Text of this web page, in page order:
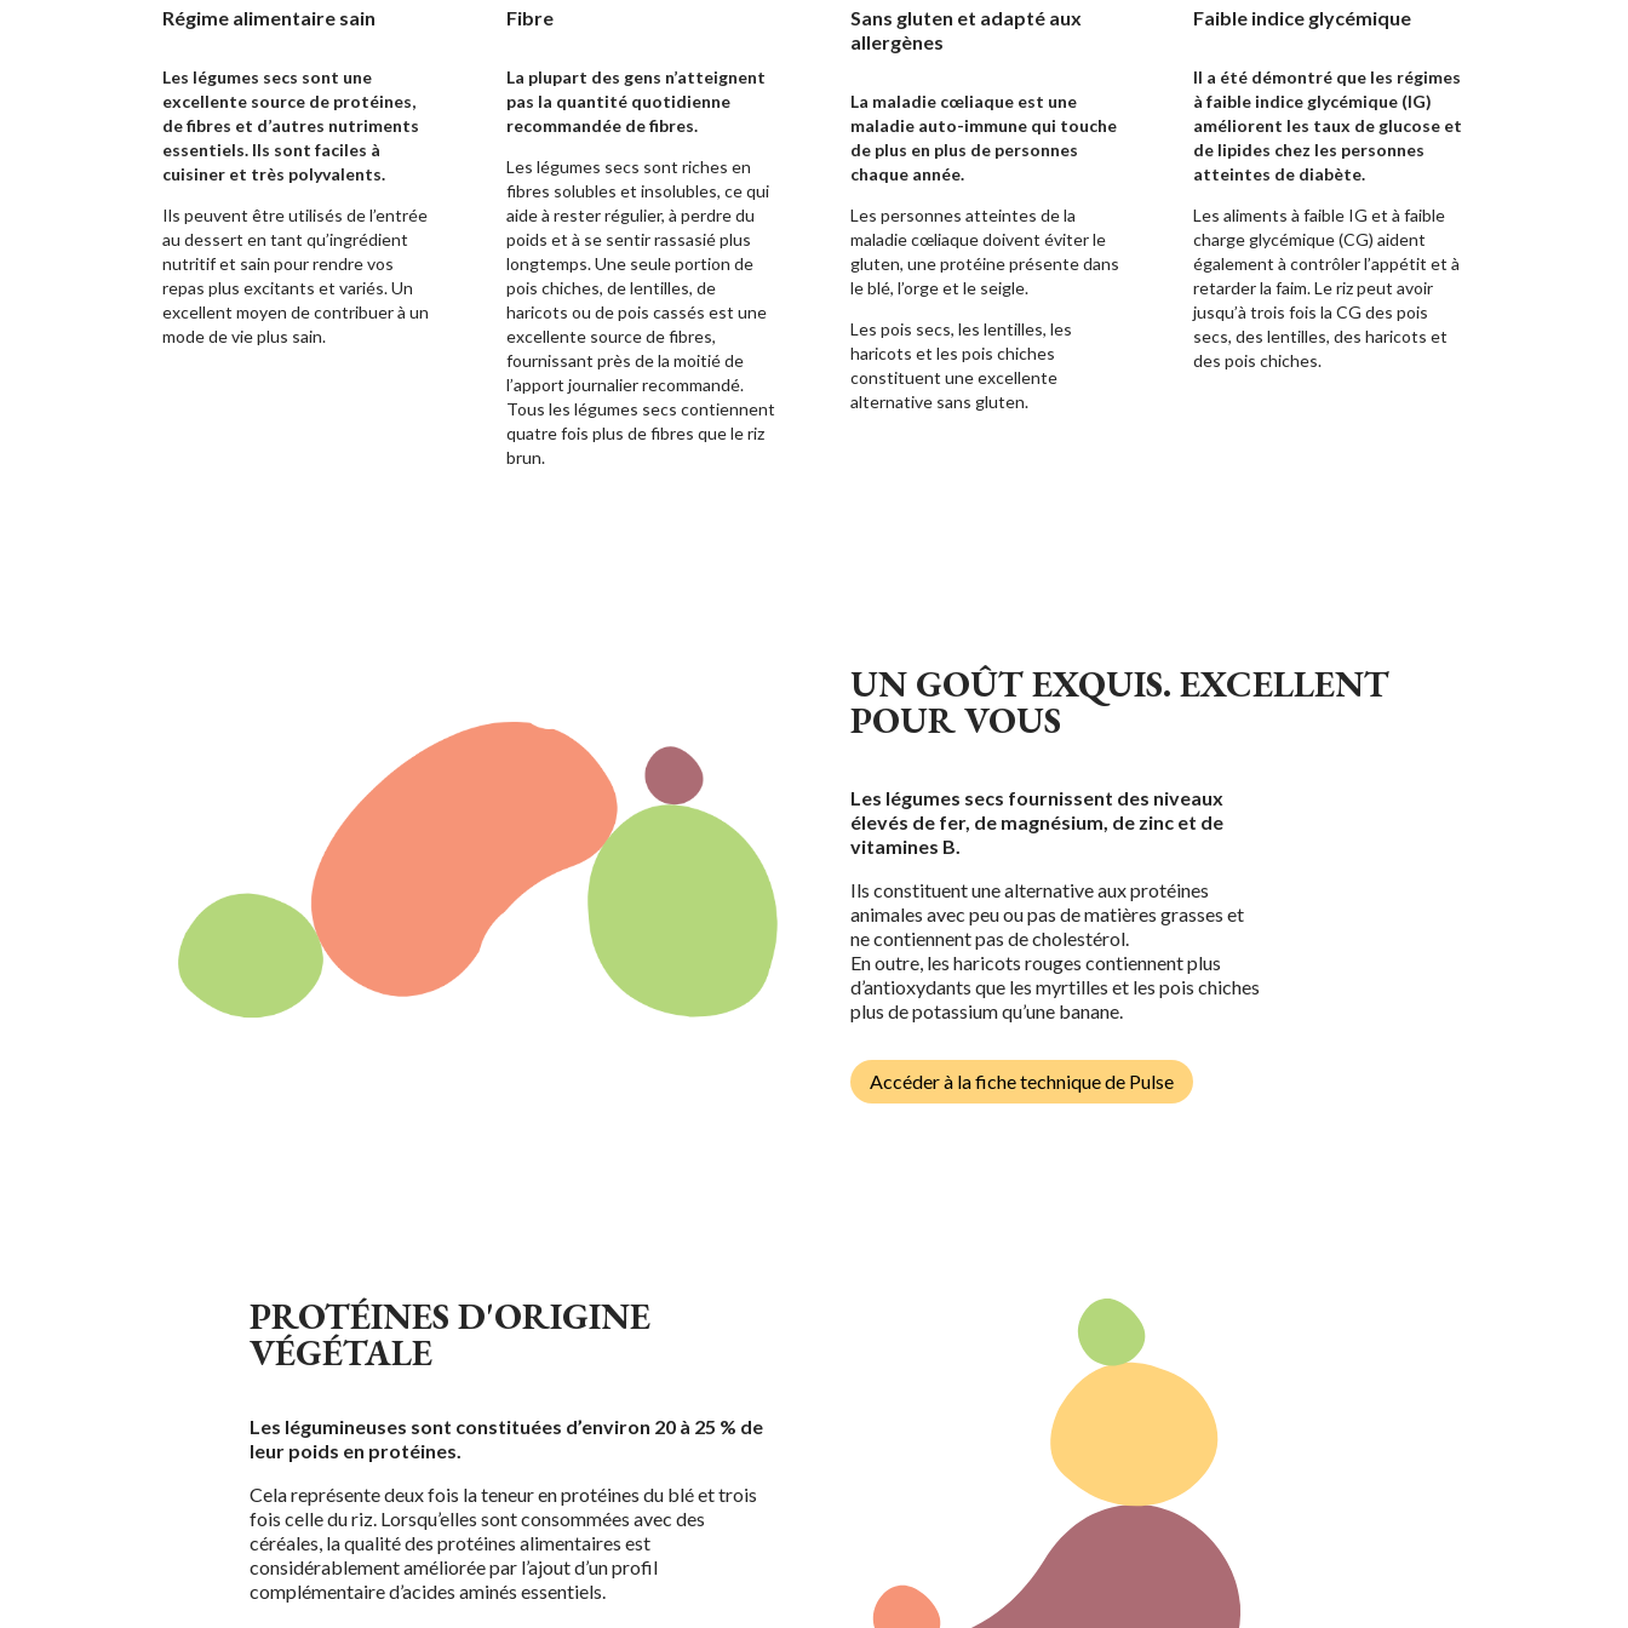
Régime alimentaire sain
Les légumes secs sont une
excellente source de protéines,
de fibres et d’autres nutriments
essentiels. Ils sont faciles à
cuisiner et très polyvalents.
Ils peuvent être utilisés de l’entrée
au dessert en tant qu’ingrédient
nutritif et sain pour rendre vos
repas plus excitants et variés. Un
excellent moyen de contribuer à un
mode de vie plus sain.
Fibre
La plupart des gens n’atteignent
pas la quantité quotidienne
recommandée de fibres.
Les légumes secs sont riches en
fibres solubles et insolubles, ce qui
aide à rester régulier, à perdre du
poids et à se sentir rassasié plus
longtemps.Une seule portion de
pois chiches, de lentilles, de
haricots ou de pois cassés est une
excellente source de fibres,
fournissant près de la moitié de
l’apport journalier recommandé.
Tous les légumes secs contiennent
quatre fois plus de fibres que le riz
brun.
Sans gluten et adapté aux
allergènes
La maladie cœliaque est une
maladie auto-immune qui touche
de plus en plus de personnes
chaque année.
Les personnes atteintes de la
maladie cœliaque doivent éviter le
gluten, une protéine présente dans
le blé, l’orge et le seigle.
Les pois secs, les lentilles, les
haricots et les pois chiches
constituent une excellente
alternative sans gluten.
Faible indice glycémique
Il a été démontré que les régimes
à faible indice glycémique (IG)
améliorent les taux de glucose et
de lipides chez les personnes
atteintes de diabète.
Les aliments à faible IG et à faible
charge glycémique (CG) aident
également à contrôler l’appétit et à
retarder la faim. Le riz peut avoir
jusqu’à trois fois la CG des pois
secs, des lentilles, des haricots et
des pois chiches.
UN GOÛT EXQUIS. EXCELLENT
POUR VOUS
Les légumes secs fournissent des niveaux
élevés de fer, de magnésium, de zinc et de
vitamines B.
Ils constituent une alternative aux protéines
animales avec peu ou pas de matières grasses et
ne contiennent pas de cholestérol.
En outre, les haricots rouges contiennent plus
d’antioxydants que les myrtilles et les pois chiches
plus de potassium qu’une banane.
Accéder à la fiche technique de Pulse
PROTÉINES D'ORIGINE
VÉGÉTALE
Les légumineuses sont constituées d’environ 20 à 25 % de
leur poids en protéines.
Cela représente deux fois la teneur en protéines du blé et trois
fois celle du riz. Lorsqu’elles sont consommées avec des
céréales, la qualité des protéines alimentaires est
considérablement améliorée par l’ajout d’un profil
complémentaire d’acides aminés essentiels.